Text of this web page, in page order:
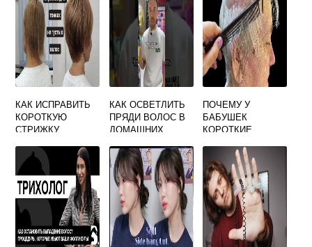
КАК ИСПРАВИТЬ
КОРОТКУЮ
СТРИЖКУ
КАК ОСВЕТЛИТЬ
ПРЯДИ ВОЛОС В
ДОМАШНИХ
ПОЧЕМУ У
БАБУШЕК
КОРОТКИЕ